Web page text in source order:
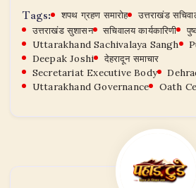
Tags: शपथ ग्रहण समारोह उत्तराखंड
उत्तराखंड सुशासन
सचिवालय कार्यकारिणी
Uttarakhand Sachivalaya Sangh
Deepak Joshi
देहरादून समाचार
Secretariat Executive Body
Uttarakhand Governance
Oath